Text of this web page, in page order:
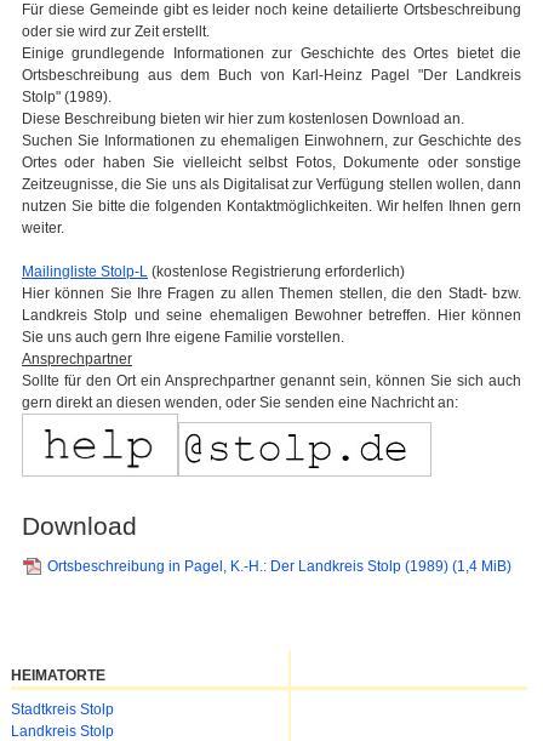
Für diese Gemeinde gibt es leider noch keine detailierte Ortsbeschreibung
oder sie wird zur Zeit erstellt.
Einige grundlegende Informationen zur Geschichte des Ortes bietet die
Ortsbeschreibung aus dem Buch von Karl-Heinz Pagel "Der Landkreis
Stolp" (1989).
Diese Beschreibung bieten wir hier zum kostenlosen Download an.
Suchen Sie Informationen zu ehemaligen Einwohnern, zur Geschichte des
Ortes oder haben Sie vielleicht selbst Fotos, Dokumente oder sonstige
Zeitzeugnisse, die Sie uns als Digitalisat zur Verfügung stellen wollen, dann
nutzen Sie bitte die folgenden Kontaktmöglichkeiten. Wir helfen Ihnen gern
weiter.
Mailingliste Stolp-L (kostenlose Registrierung erforderlich)
Hier können Sie Ihre Fragen zu allen Themen stellen, die den Stadt- bzw.
Landkreis Stolp und seine ehemaligen Bewohner betreffen. Hier können
Sie uns auch gern Ihre eigene Familie vorstellen.
Ansprechpartner
Sollte für den Ort ein Ansprechpartner genannt sein, können Sie sich auch
gern direkt an diesen wenden, oder Sie senden eine Nachricht an:
Download
Ortsbeschreibung in Pagel, K.-H.: Der Landkreis Stolp (1989) (1,4 MiB)
HEIMATORTE
Navigation
überspringen
Stadtkreis Stolp
Landkreis Stolp